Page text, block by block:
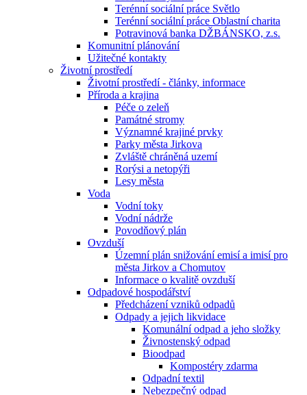
Terénní sociální práce Světlo
Terénní sociální práce Oblastní charita
Potravinová banka DŽBÁNSKO, z.s.
Komunitní plánování
Užitečné kontakty
Životní prostředí
Životní prostředí - články, informace
Příroda a krajina
Péče o zeleň
Památné stromy
Významné krajiné prvky
Parky města Jirkova
Zvláště chráněná uzemí
Rorýsi a netopýři
Lesy města
Voda
Vodní toky
Vodní nádrže
Povodňový plán
Ovzduší
Územní plán snižování emisí a imisí pro
města Jirkov a Chomutov
Informace o kvalitě ovzduší
Odpadové hospodářství
Předcházení vzniků odpadů
Odpady a jejich likvidace
Komunální odpad a jeho složky
Živnostenský odpad
Bioodpad
Kompostéry zdarma
Odpadní textil
Nebezpečný odpad